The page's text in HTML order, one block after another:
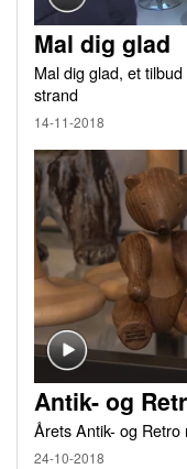
Mal dig glad
Mal dig glad, et
strand
14-11-2018
Antik- og
Årets Antik- og Retro
24-10-2018